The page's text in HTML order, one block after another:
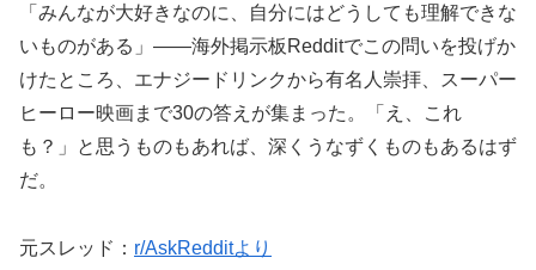
「みんなが大好きなのに、自分にはどうしても理解できな
いものがある」——海外掲示板Redditでこの問いを投げか
けたところ、エナジードリンクから有名人崇拝、スーパー
ヒーロー映画まで30の答えが集まった。「え、これ
も？」と思うものもあれば、深くうなずくものもあるはず
だ。
元スレッド： r/AskRedditより